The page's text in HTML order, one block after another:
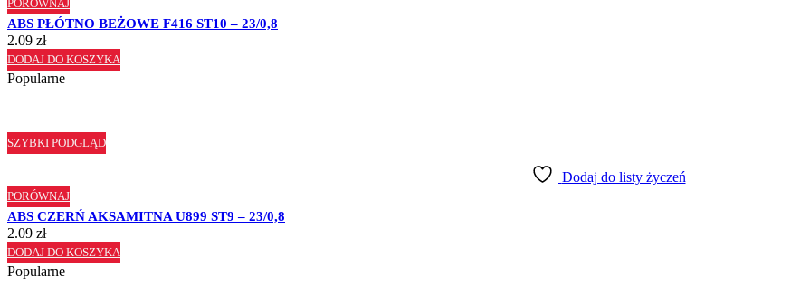
PORÓWNAJ
ABS PŁÓTNO BEŻOWE F416 ST10 – 23/0,8
2.09 zł
DODAJ DO KOSZYKA
Popularne
SZYBKI PODGLĄD
Dodaj do listy życzeń
PORÓWNAJ
ABS CZERŃ AKSAMITNA U899 ST9 – 23/0,8
2.09 zł
DODAJ DO KOSZYKA
Popularne